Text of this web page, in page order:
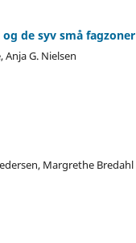
de syv små fagzoner
Anja G. Nielsen
Margrethe Bredahl